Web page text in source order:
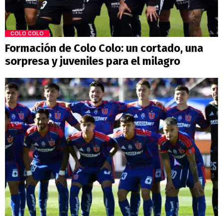
COLO COLO
Formación de Colo Colo: un cortado, una
sorpresa y juveniles para el milagro